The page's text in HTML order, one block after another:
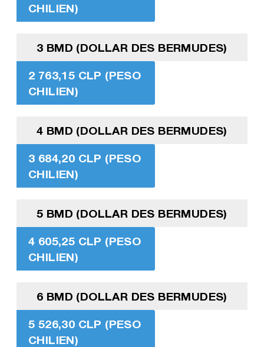
CHILIEN)
3 BMD (DOLLAR DES BERMUDES)
2 763,15 CLP (PESO
CHILIEN)
4 BMD (DOLLAR DES BERMUDES)
3 684,20 CLP (PESO
CHILIEN)
5 BMD (DOLLAR DES BERMUDES)
4 605,25 CLP (PESO
CHILIEN)
6 BMD (DOLLAR DES BERMUDES)
5 526,30 CLP (PESO
CHILIEN)